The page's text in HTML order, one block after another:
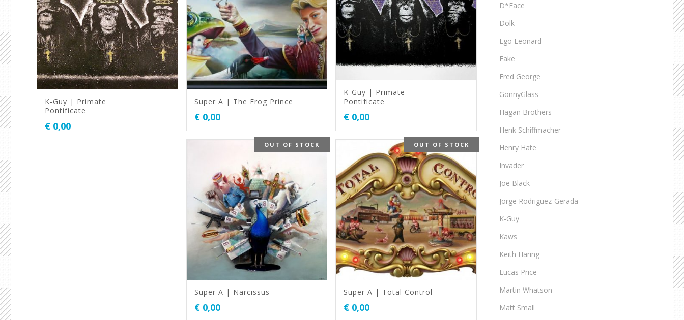
K-Guy | Primate
Pontificate
€ 0,00
K-Guy | Primate
Pontificate
€ 0,00
Super A | The Frog Prince
€0,00
OUT OF STOCK
Super A | Narcissus
€0,00
OUT OF STOCK
Super A | Total Control
€ 0,00
D*Face
Dolk
Ego Leonard
Fake
Fred George
GonnyGlass
Hagan Brothers
Henk Schiffmacher
Henry Hate
Invader
Joe Black
Jorge Rodriguez-Gerada
K-Guy
Kaws
Keith Haring
Lucas Price
Martin Whatson
Matt Small